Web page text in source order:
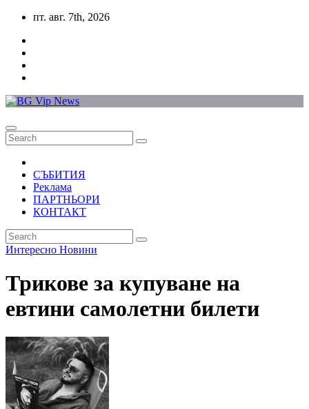
Skip
content
пт. авг. 7th, 2026
СЪБИТИЯ
Реклама
ПАРТНЬОРИ
КОНТАКТ
Интересно Новини
Трикове за купуване на
евтини самолетни билети